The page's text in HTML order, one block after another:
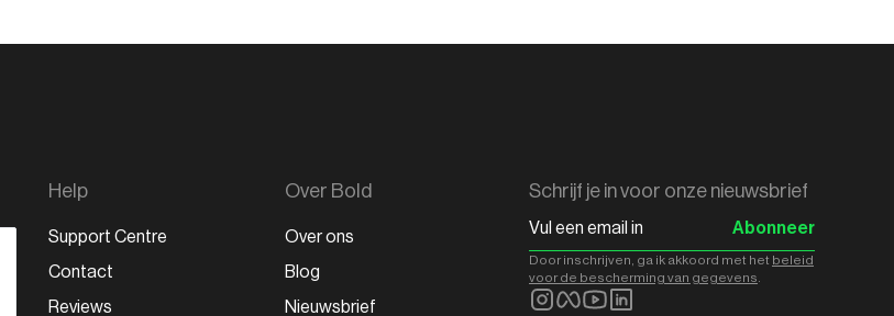
Help
Support Centre
Contact
Reviews
Over Bold
Over ons
Blog
Nieuwsbrief
Schrijf je in voor onze nieuwsbrief
Abonneer
Door inschrijven, ga ik akkoord met het beleid
voor de bescherming van gegevens